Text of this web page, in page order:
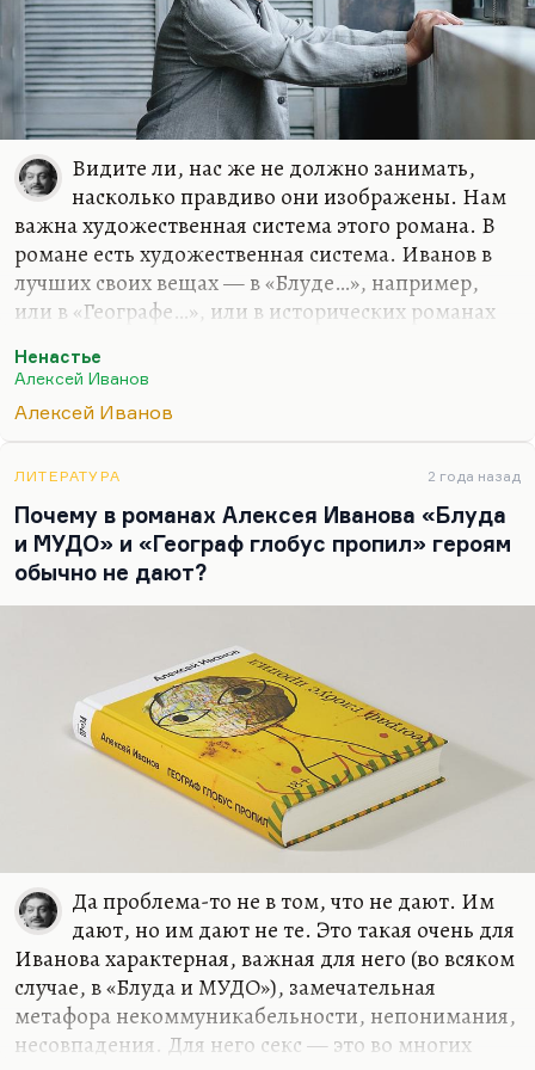
Видите ли, нас же не должно занимать,
насколько правдиво они изображены. Нам
важна художественная система этого романа. В
романе есть художественная система. Иванов в
лучших своих вещах — в «Блуде…», например,
или в «Географе…», или в исторических романах
слава богу, потому что без концепции роман
«Ненастье», что русскому человеку надо к чему-то
прислоняться, а русскому — в особенности,
потому что просторы такие, потому что история
такая, потому что ненастье постоянно
климатическое. И вот хмурь и ненастье
наступают для него тогда, когда ему не в чем
Ненастье
Алексей Иванов
Алексей Иванов
ЛИТЕРАТУРА 2 года назад
Почему в романах Алексея Иванова «Блуда
и МУДО» и «Географ глобус пропил» героям
обычно не дают?
Да проблема-то не в том, что не дают. Им
дают, но им дают не те. Это такая очень для
Иванова характерная, важная для него (во всяком
случае, в «Блуда и МУДО»), замечательная
метафора некоммуникабельности, непонимания,
несовпадения. Для него секс — это во многих